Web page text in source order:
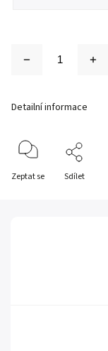
Detailní informace
Zeptat se Sdílet